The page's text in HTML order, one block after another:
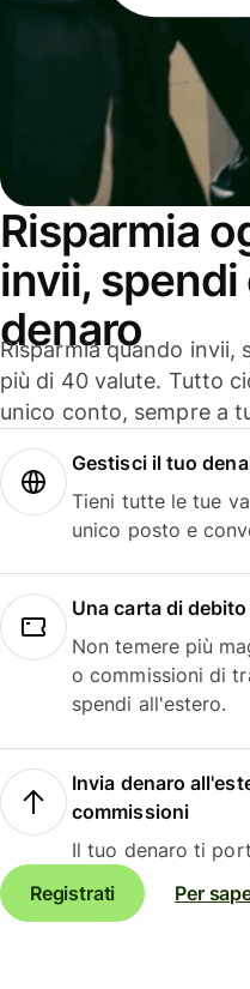
Risparmia
invii,
denaro
Risparmia quando invii,
più di 40 valute. Tutto
unico conto, sempre a
Gestisci il tuo
Tieni tutte le tue
unico posto e
Una carta di
Non temere più
o commissioni di
spendi all'estero.
Invia denaro
commissioni
Il tuo denaro ti
Registrati
Per